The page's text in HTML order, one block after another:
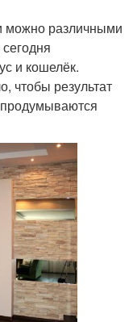
можно различными
и кошелёк.
чтобы результат